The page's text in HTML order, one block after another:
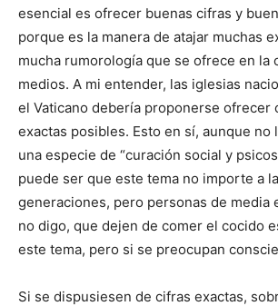
esencial es ofrecer buenas cifras y
porque es la manera de atajar muchas
mucha rumorología que se ofrece en la
medios. A mi entender, las iglesias
el Vaticano debería proponerse ofrecer
exactas posibles. Esto en sí, aunque no
una especie de “curación social y
puede ser que este tema no importe a
generaciones, pero personas de media
no digo, que dejen de comer el cocido
este tema, pero si se preocupan
Si se dispusiesen de cifras exactas,